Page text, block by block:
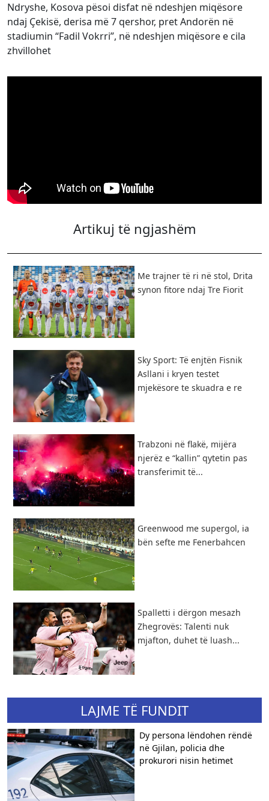
Ndryshe, Kosova pësoi disfat në ndeshjen miqësore
ndaj Çekisë, derisa më 7 qershor, pret Andorën në
stadiumin “Fadil Vokrri”, në ndeshjen miqësore e cila
zhvillohet
Artikuj të ngjashëm
​Me trajner të ri në stol, Drita
synon fitore ndaj Tre Fiorit
Sky Sport: Të enjtën Fisnik
Asllani i kryen testet
mjekësore te skuadra e re
Trabzoni në flakë, mijëra
njerëz e “kallin” qytetin pas
transferimit të...
Greenwood me supergol, ia
bën sefte me Fenerbahcen
Spalletti i dërgon mesazh
Zhegrovës: Talenti nuk
mjafton, duhet të luash...
LAJME TË FUNDIT
Dy persona lëndohen rëndë
në Gjilan, policia dhe
prokurori nisin hetimet